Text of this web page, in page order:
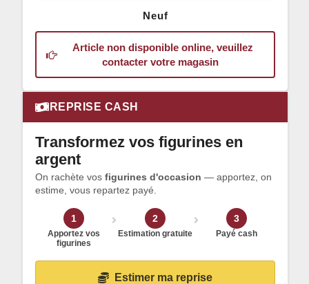
Neuf
Article non disponible online, veuillez
contacter votre magasin
REPRISE CASH
Transformez vos figurines en
argent
On rachète vos figurines d'occasion — apportez, on
estime, vous repartez payé.
1
Apportez vos
figurines
2
Estimation gratuite
3
Payé cash
Estimer ma reprise